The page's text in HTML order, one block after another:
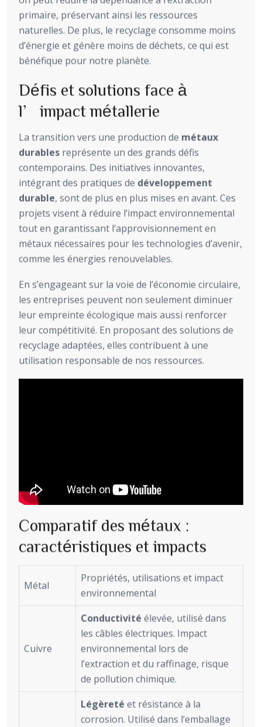
primaire, préservant ainsi les ressources
naturelles. De plus, le recyclage consomme moins
d’énergie et génère moins de déchets, ce qui est
bénéfique pour notre planète.
Défis et solutions face à
l’impact métallerie
La transition vers une production de métaux
durables représente un des grands défis
contemporains. Des initiatives innovantes,
intégrant des pratiques de développement
durable, sont de plus en plus mises en avant. Ces
projets visent à réduire l’impact environnemental
tout en garantissant l’approvisionnement en
métaux nécessaires pour les technologies d’avenir,
comme les énergies renouvelables.
En s’engageant sur la voie de l’économie circulaire,
les entreprises peuvent non seulement diminuer
leur empreinte écologique mais aussi renforcer
leur compétitivité. En proposant des solutions de
recyclage adaptées, elles contribuent à une
utilisation responsable de nos ressources.
Comparatif des métaux :
caractéristiques et impacts
Métal
Propriétés, utilisations et impact
environnemental
Cuivre
Conductivité élevée, utilisé dans
les câbles électriques. Impact
environnemental lors de
l’extraction et du raffinage, risque
de pollution chimique.
Légèreté et résistance à la
corrosion. Utilisé dans l’emballage